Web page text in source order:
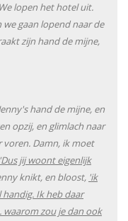
lopen het hotel uit.
gaan lopend naar de
zijn hand de mijne,
hand de mijne, en
opzij, en glimlach naar
voren. Damn, ik moet
'Dus jij woont eigenlijk
knikt, en bloost, 'ik
Ik heb daar
waarom zou je dan ook